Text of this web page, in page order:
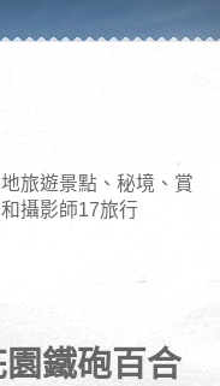
旅遊景點、秘境、賞
攝影師17旅行
鐵砲百合